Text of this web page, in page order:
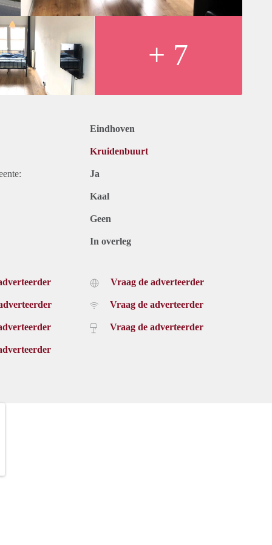
+ 7
Eindhoven
Kruidenbuurt
Ja
Kaal
Geen
In overleg
Vraag de adverteerder
Vraag de adverteerder
Vraag de adverteerder